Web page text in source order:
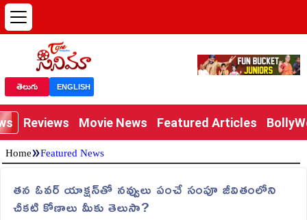
తెలుగు ENGLISH
Reviews Movie News Featured Articles
Home»Featured News
తన ఓవర్‌ యాక్షన్‌తో నవ్వులు పంచే సంపూ జీవితంలోని
చీకటి కోణాలు మీకు తెలుసా?